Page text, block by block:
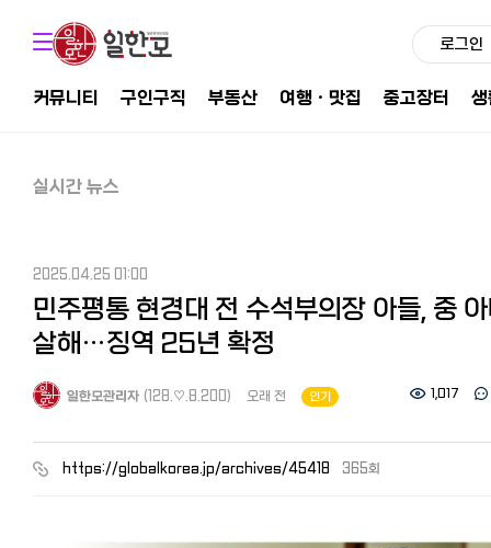
로그인
커뮤니티 구인구직 부동산 여행ㆍ맛집 중고장터
실시간 뉴스
2025.04.25 01:00
민주평통 현경대 전 수석부의장 아들, 중
살해…징역 25년 확정
일한모관리자 (128.♡.8.200) 오래 전 인기 1,017
https://globalkorea.jp/archives/45418 365회